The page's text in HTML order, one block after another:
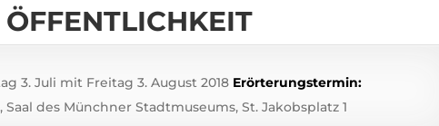
3. Juli mit Freitag 3. August 2018 Erörterungstermin:
Saal des Münchner Stadtmuseums, St. Jakobsplatz 1